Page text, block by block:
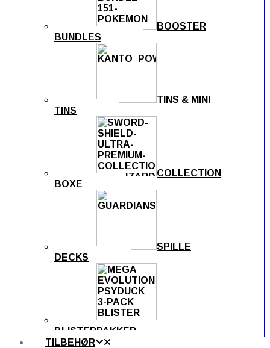
BOOSTER
BUNDLES
TINS & MINI
TINS
COLLECTION
BOXE
SPILLE
DECKS
BLISTERPAKKER
TILBEHØR